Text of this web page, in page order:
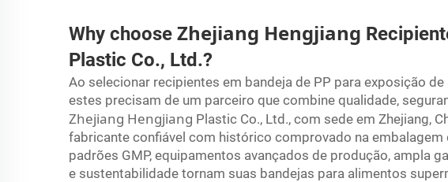
Why choose Zhejiang Hengjiang
Plastic Co., Ltd.?
Ao selecionar recipientes em bandeja de PP para exposição
estes precisam de um parceiro que combine qualidade,
Zhejiang Hengjiang Plastic Co., Ltd., com sede em Zhejiang,
fabricante confiável com histórico comprovado na embalagem
padrões GMP, equipamentos avançados de produção, ampla
e sustentabilidade tornam suas bandejas para alimentos